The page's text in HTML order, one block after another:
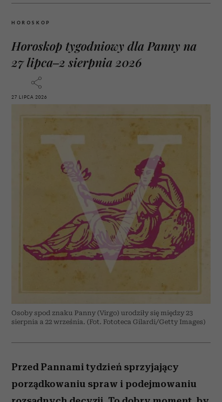
HOROSKOP
Horoskop tygodniowy dla Panny na
27 lipca–2 sierpnia 2026
27 LIPCA 2026
Osoby spod znaku Panny (Virgo) urodziły się między 23
sierpnia a 22 września. (Fot. Fototeca Gilardi/Getty Images)
Przed Pannami tydzień sprzyjający
porządkowaniu spraw i podejmowaniu